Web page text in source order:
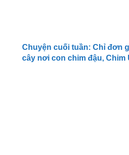
Chuyện cuối tuần: Chỉ đơn
cây nơi con chim đậu, Chim